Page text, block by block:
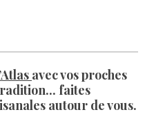
avec vos proches
faites
autour de vous.